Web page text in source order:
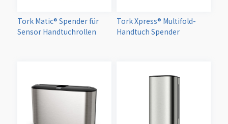
Tork Matic® Spender für
Sensor Handtuchrollen
Tork Xpress® Multifold-
Handtuch Spender